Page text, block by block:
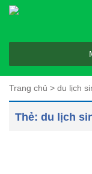
Trang chủ > du lịch
Thẻ: du lịch